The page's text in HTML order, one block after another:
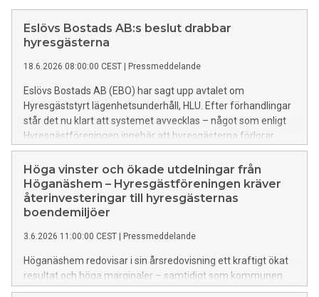
Eslövs Bostads AB:s beslut drabbar
hyresgästerna
18.6.2026 08:00:00 CEST | Pressmeddelande
Eslövs Bostads AB (EBO) har sagt upp avtalet om
Hyresgäststyrt lägenhetsunderhåll, HLU. Efter förhandlingar
står det nu klart att systemet avvecklas – något som enligt
Hyresgästföreningen innebär att hyresgästerna förlorar
både inflytande och trygghet i sitt boende.
Höga vinster och ökade utdelningar från
Höganäshem – Hyresgästföreningen kräver
återinvesteringar till hyresgästernas
boendemiljöer
3.6.2026 11:00:00 CEST | Pressmeddelande
Höganäshem redovisar i sin årsredovisning ett kraftigt ökat
resultat och höga marginaler – samtidigt som kommunen
plockar ut miljoner i utdelning. Hyresgästföreningen reagerar